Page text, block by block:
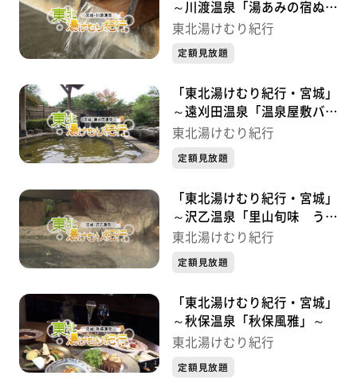
～川渡温泉「湯あみの宿ぬま
くら」～
東北湯けむり紀行
定額見放題
「東北湯けむり紀行・宮城」
～遠刈田温泉「温泉屋敷バー
デン家荘鳳」～
東北湯けむり紀行
定額見放題
「東北湯けむり紀行・宮城」
～沢乙温泉「里山旬味 うち
み旅館」～
東北湯けむり紀行
定額見放題
「東北湯けむり紀行・宮城」
～秋保温泉「秋保風雅」～
東北湯けむり紀行
定額見放題